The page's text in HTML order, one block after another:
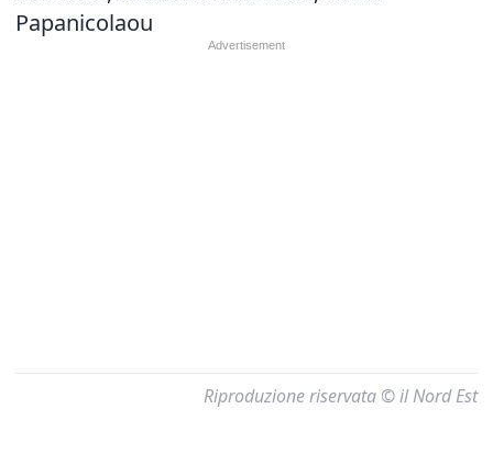
Papanicolaou
Riproduzione riservata © il Nord Est